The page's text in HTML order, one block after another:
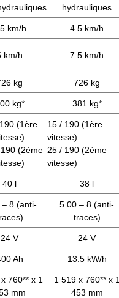
hydrauliques
km/h 4.5 km/h
km/h 7.5 km/h
kg 726 kg
kg* 381 kg*
(1ère
(2ème
15 / 190 (1ère
vitesse)
25 / 190 (2ème
vitesse)
40 l 38 l
8 (anti-
5.00 – 8 (anti-
traces)
24 V 24 V
Ah 13.5 kW/h
760** x 1
mm
1 519 x 760** x 1
453 mm